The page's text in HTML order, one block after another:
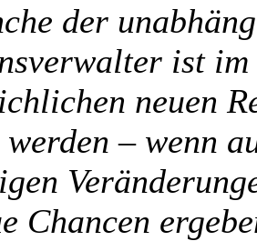
der
er ist
neuen
– wenn
Chancen